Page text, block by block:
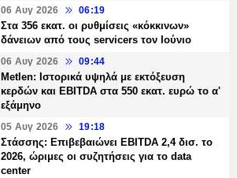
06 Αυγ 2026 06:19
Στα 356 εκατ. οι ρυθμίσεις «κόκκινων»
δάνειων από τους servicers τον Ιούνιο
06 Αυγ 2026 09:44
Metlen: Ιστορικά υψηλά με εκτόξευση
κερδών και EBITDA στα 550 εκατ. ευρώ το α'
εξάμηνο
05 Αυγ 2026 19:18
Στάσσης: Επιβεβαιώνει EBITDA 2,4 δισ. το
2026, ώριμες οι συζητήσεις για το data
center